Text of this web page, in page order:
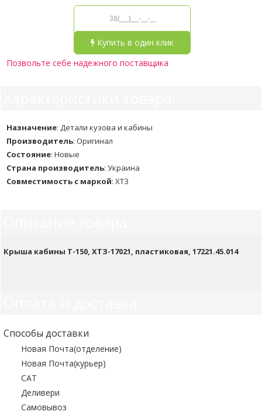
Купить в один клик
Позвольте себе надежного поставщика
Назначение: Детали кузова и кабины
Производитель: Оригинал
Состояние: Новые
Страна производитель: Украина
Совместимость с маркой: ХТЗ
Крыша кабины Т-150, ХТЗ-17021, пластиковая, 17221.45.014
Способы доставки
Новая Почта(отделение)
Новая Почта(курьер)
САТ
Деливери
Самовывоз